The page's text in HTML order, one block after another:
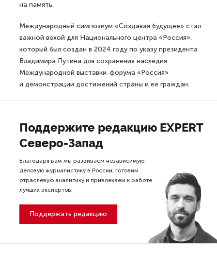
на память.
Международный симпозиум «Создавая будущее» стал
важной вехой для Национального центра «Россия»,
который был создан в 2024 году по указу президента
Владимира Путина для сохранения наследия
Международной выставки-форума «Россия»
и демонстрации достижений страны и ее граждан.
Поддержите редакцию EXPERT
Северо-Запад
Благодаря вам мы развиваем независимую
деловую журналистику в России, готовим
отраслевую аналитику и привлекаем к работе
лучших экспертов.
Поддержать редакцию